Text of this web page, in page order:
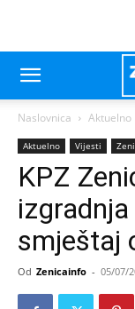
Naslovnica Aktuelno
Aktuelno Vijesti
KPZ
smještaj
Od Zenicainfo - 05/07/